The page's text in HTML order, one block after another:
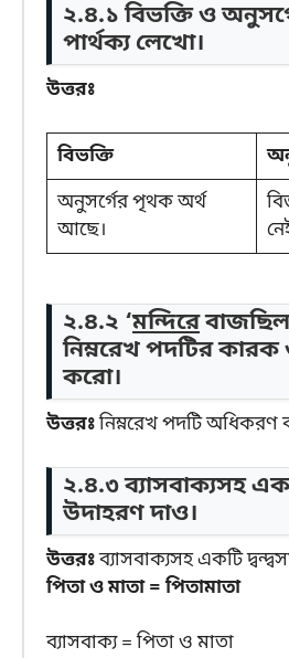
২.৪.১ বিভক্তি ও
পার্থক্য লেখো।
উত্তরঃ
বিভক্তি
অনুসর্গের পৃথক অর্থ
আছে।
২.৪.২ ‘মন্দিরেবাজছিল
নিম্নরেখ পদটির কারক
করো।
উত্তরঃনিম্নরেখ পদটি অধিকরণ
২.৪.৩ ব্যাসবাক্যসহ
উদাহরণ দাও।
উত্তরঃব্যাসবাক্যসহ একটি
পিতা ও মাতা = পিতামাতা
ব্যাসবাক্য = পিতা ও মাতা